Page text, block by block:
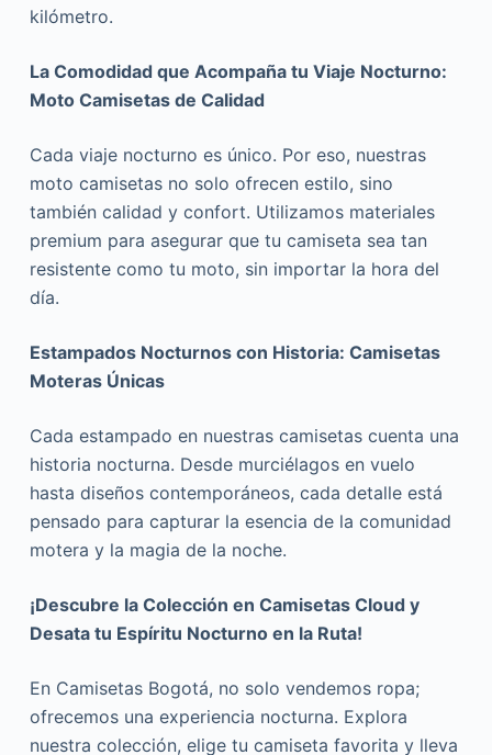
kilómetro.
La Comodidad que Acompaña tu Viaje Nocturno:
Moto Camisetas de Calidad
Cada viaje nocturno es único. Por eso, nuestras
moto camisetas no solo ofrecen estilo, sino
también calidad y confort. Utilizamos materiales
premium para asegurar que tu camiseta sea tan
resistente como tu moto, sin importar la hora del
día.
Estampados Nocturnos con Historia: Camisetas
Moteras Únicas
Cada estampado en nuestras camisetas cuenta una
historia nocturna. Desde murciélagos en vuelo
hasta diseños contemporáneos, cada detalle está
pensado para capturar la esencia de la comunidad
motera y la magia de la noche.
¡Descubre la Colección en Camisetas Cloud y
Desata tu Espíritu Nocturno en la Ruta!
En Camisetas Bogotá, no solo vendemos ropa;
ofrecemos una experiencia nocturna. Explora
nuestra colección, elige tu camiseta favorita y lleva